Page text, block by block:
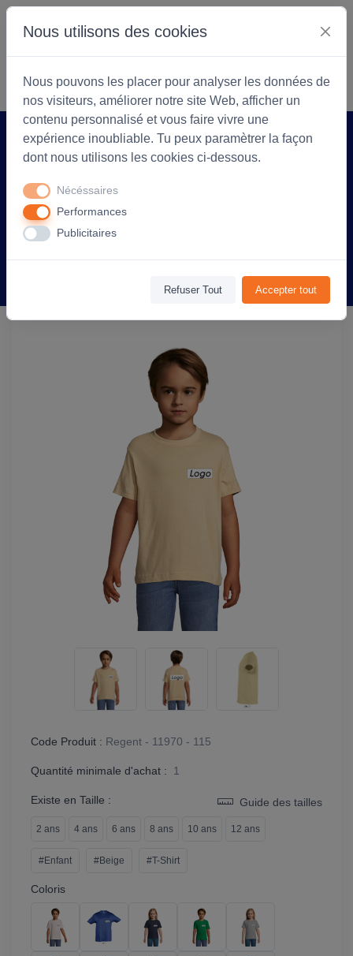
S'identifier Commencer
Accueil Coopérarock Produit
150g Regent - personnalisé cœur et dos
Code Produit : Regent - 11970 - 115
Quantité minimale d'achat : 1
Existe en Taille : Guide des tailles
2 ans 4 ans 6 ans 8 ans 10 ans 12 ans
#Enfant #Beige #T-Shirt
Coloris
Nous utilisons des cookies
Nous pouvons les placer pour analyser les données de
nos visiteurs, améliorer notre site Web, afficher un
contenu personnalisé et vous faire vivre une
expérience inoubliable. Tu peux paramètrer la façon
dont nous utilisons les cookies ci-dessous.
Nécéssaires
Performances
Publicitaires
Refuser Tout Accepter tout